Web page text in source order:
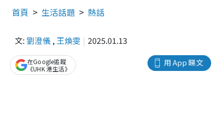
首頁 生活話題 熱話
文: 劉澄儀,王煥雯 2025.01.13
用 App 睇文
在Google追蹤
《UHK 港生活》